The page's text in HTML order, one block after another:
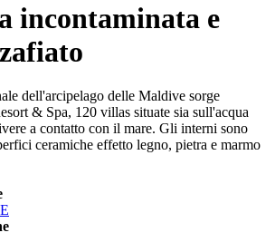
incontaminata e
dell'arcipelago delle Maldive sorge
& Spa, 120 villas situate sia sull'acqua
a contatto con il mare. Gli interni sono
ceramiche effetto legno, pietra e marmo